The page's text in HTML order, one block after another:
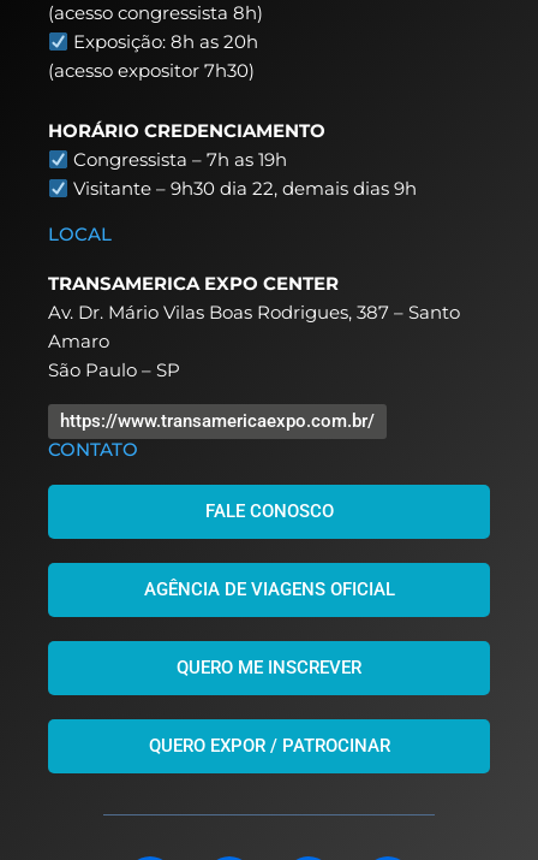
(acesso congressista 8h)
Exposição: 8h as 20h
(acesso expositor 7h30)
HORÁRIO CREDENCIAMENTO
Congressista – 7h as 19h
Visitante – 9h30 dia 22,demais dias 9h
LOCAL
TRANSAMERICA EXPO CENTER
Av. Dr. Mário Vilas Boas Rodrigues, 387 – Santo
Amaro
São Paulo – SP
https://www.transamericaexpo.com.br/
CONTATO
FALE CONOSCO
AGÊNCIA DE VIAGENS OFICIAL
QUERO ME INSCREVER
QUERO EXPOR / PATROCINAR